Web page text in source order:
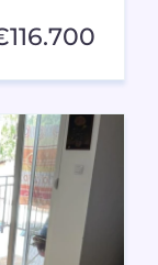
116.700